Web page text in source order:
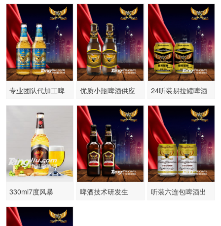
理
专业团队代加工啤
优质小瓶啤酒供应
酒供货
24听装易拉罐啤酒
区，厂家供货
330ml7度风暴
啤酒技术研发生
听装六连包啤酒出